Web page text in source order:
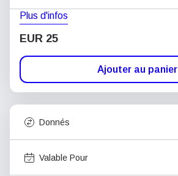
Plus d'infos
EUR 25
Ajouter au panier
Donnés
Valable Pour